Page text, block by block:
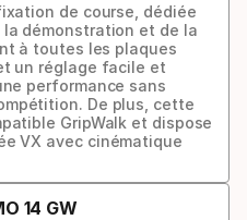
de course, dédiée
démonstration et de la
à toutes les plaques
un réglage facile et
performance sans
De plus, cette
GripWalk et dispose
VX avec cinématique
14 GW